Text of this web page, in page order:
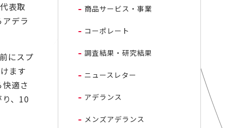
表取
デラ
にスプ
ます
適さ
、10
商品サービス・事業
コーポレート
調査結果・研究結果
ニュースレター
アデランス
メンズアデランス